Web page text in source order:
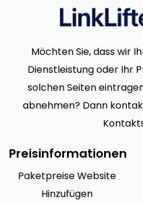
Möchten Sie, dass wir
Dienstleistung oder Ihr
solchen Seiten
abnehmen? Dann
Preisinformationen
Paketpreise Website
Hinzufügen